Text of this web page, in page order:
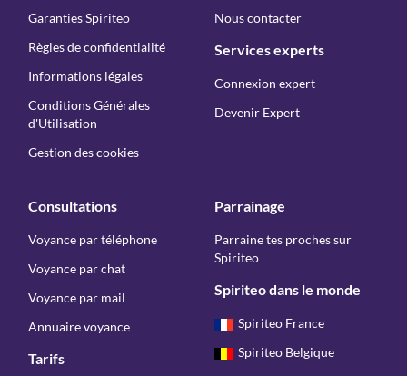
Garanties Spiriteo
Règles de confidentialité
Informations légales
Conditions Générales
d'Utilisation
Gestion des cookies
Nous contacter
Services experts
Connexion expert
Devenir Expert
Consultations
Voyance par téléphone
Voyance par chat
Voyance par mail
Annuaire voyance
Tarifs
Parrainage
Parraine tes proches sur
Spiriteo
Spiriteo dans le monde
Spiriteo France
Spiriteo Belgique